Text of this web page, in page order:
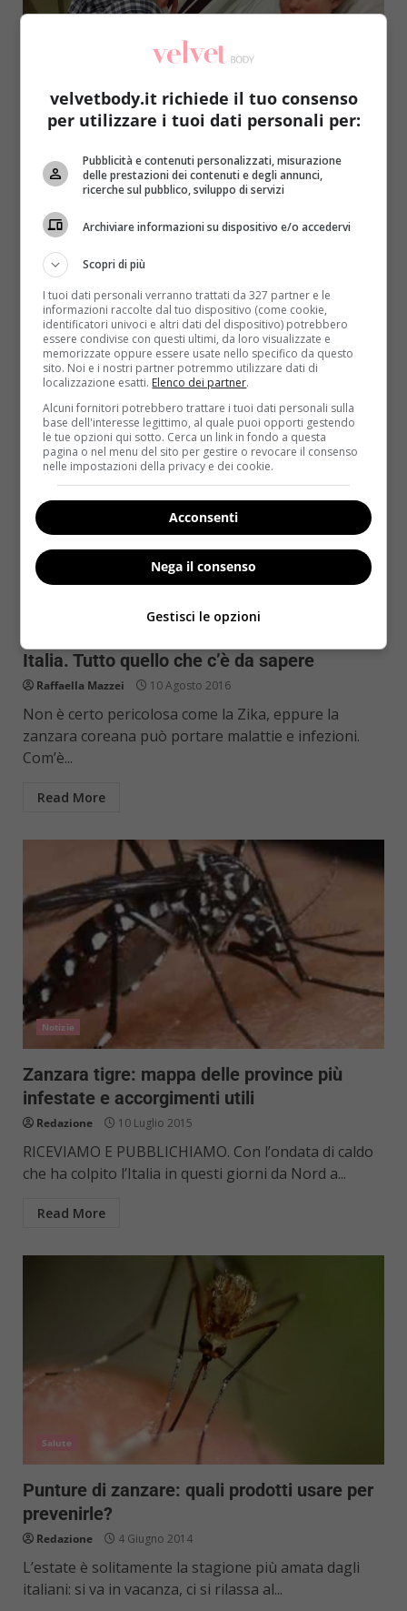
Kids Notizie
La figlia ha una malattia misteriosa:
pubblica le foto per cercare una diagnosi
Redazione 3 Dicembre 2016
Una vacanza può finire in tragedia? Purtroppo sì ed
è capitato ad una bambina di 15 anni:...
Read More
Salute
Italia. Tutto quello che c’è da sapere
Raffaella Mazzei 10 Agosto 2016
Non è certo pericolosa come la Zika, eppure la
zanzara coreana può portare malattie e infezioni.
Com’è...
Read More
Notizie
Zanzara tigre: mappa delle province più
infestate e accorgimenti utili
Redazione 10 Luglio 2015
RICEVIAMO E PUBBLICHIAMO. Con l’ondata di caldo
che ha colpito l’Italia in questi giorni da Nord a...
Read More
Salute
Punture di zanzare: quali prodotti usare per
prevenirle?
Redazione 4 Giugno 2014
L’estate è solitamente la stagione più amata dagli
italiani: si va in vacanza, ci si rilassa al...
velvetbody.it richiede il tuo consenso
per utilizzare i tuoi dati personali per:
Pubblicità e contenuti personalizzati, misurazione
delle prestazioni dei contenuti e degli annunci,
ricerche sul pubblico, sviluppo di servizi
Archiviare informazioni su dispositivo e/o accedervi
Scopri di più
I tuoi dati personali verranno trattati da 327 partner e le
informazioni raccolte dal tuo dispositivo (come cookie,
identificatori univoci e altri dati del dispositivo) potrebbero
essere condivise con questi ultimi, da loro visualizzate e
memorizzate oppure essere usate nello specifico da questo
sito. Noi e i nostri partner potremmo utilizzare dati di
localizzazione esatti. Elenco dei partner.
Alcuni fornitori potrebbero trattare i tuoi dati personali sulla
base dell'interesse legittimo, al quale puoi opporti gestendo
le tue opzioni qui sotto. Cerca un link in fondo a questa
pagina o nel menu del sito per gestire o revocare il consenso
nelle impostazioni della privacy e dei cookie.
Acconsenti
Nega il consenso
Gestisci le opzioni